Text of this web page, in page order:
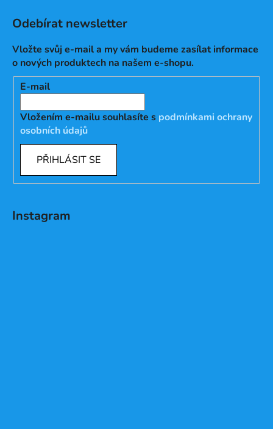
Odebírat newsletter
Vložte svůj e-mail a my vám budeme zasílat informace
o nových produktech na našem e-shopu.
E-mail
Vložením e-mailu souhlasíte s podmínkami ochrany
osobních údajů
PŘIHLÁSIT SE
Instagram